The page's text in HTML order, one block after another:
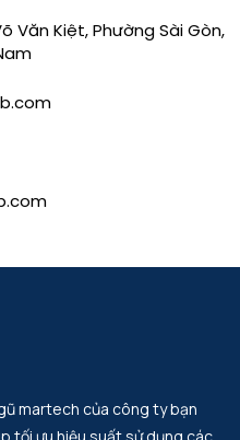
Văn Kiệt, Phường Sài Gòn,
martech của công ty bạn